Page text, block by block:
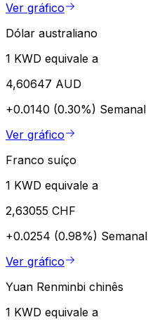
Ver gráfico
Dólar australiano
1 KWD equivale a
4,60647 AUD
+0.0140 (0.30%) Semanal
Ver gráfico
Franco suíço
1 KWD equivale a
2,63055 CHF
+0.0254 (0.98%) Semanal
Ver gráfico
Yuan Renminbi chinês
1 KWD equivale a